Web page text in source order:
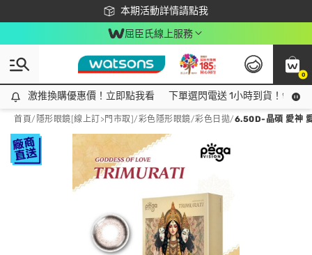
本期活動詳情請點我
下載app最高回饋$350
屈臣氏線上服務
0
激推換購優惠價！立即點我看
激推換購優惠價！立即點我看 下單選閃電送 1小時到貨！領神
首頁/ 隱形眼鏡[線上訂>門市取]/彩色隱形眼鏡/彩色日拋/6.50D-晶碩 愛神